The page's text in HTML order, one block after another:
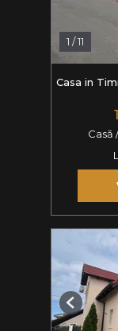
1 /11
Casa in
Casă
Previous